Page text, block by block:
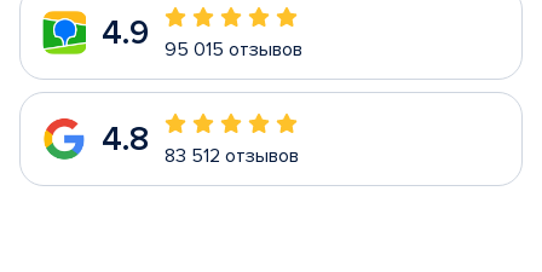
4.9 95 015 отзывов
4.8 83 512 отзывов